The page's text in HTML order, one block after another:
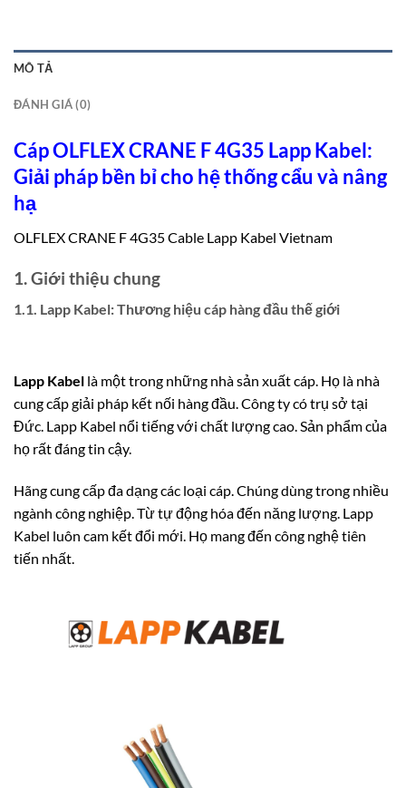
MÔ TẢ
ĐÁNH GIÁ (0)
Cáp OLFLEX CRANE F 4G35 Lapp Kabel:
Giải pháp bền bỉ cho hệ thống cẩu và nâng
hạ
OLFLEX CRANE F 4G35 Cable Lapp Kabel Vietnam
1. Giới thiệu chung
1.1. Lapp Kabel: Thương hiệu cáp hàng đầu thế giới
Lapp Kabel là một trong những nhà sản xuất cáp. Họ là nhà
cung cấp giải pháp kết nối hàng đầu. Công ty có trụ sở tại
Đức. Lapp Kabel nổi tiếng với chất lượng cao. Sản phẩm của
họ rất đáng tin cậy.
Hãng cung cấp đa dạng các loại cáp. Chúng dùng trong nhiều
ngành công nghiệp. Từ tự động hóa đến năng lượng. Lapp
Kabel luôn cam kết đổi mới. Họ mang đến công nghệ tiên
tiến nhất.